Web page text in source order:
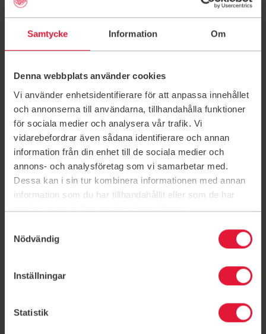
Samtycke Information Om
Denna webbplats använder cookies
Vi använder enhetsidentifierare för att anpassa innehållet
och annonserna till användarna, tillhandahålla funktioner
för sociala medier och analysera vår trafik. Vi
vidarebefordrar även sådana identifierare och annan
information från din enhet till de sociala medier och
annons- och analysföretag som vi samarbetar med.
Dessa kan i sin tur kombinera informationen med annan
information som du har tillhandahållit eller som de har
samlat in när du har använt deras tjänster.
Nödvändig
Inställningar
Statistik
Kontakta oss
Veckoschema
Här erbjuder vi gruppträning flera gånger i veckan
under ordinarie säsong (vår och höst).
Hos oss finns
Cykelparkering
Gratis parkering